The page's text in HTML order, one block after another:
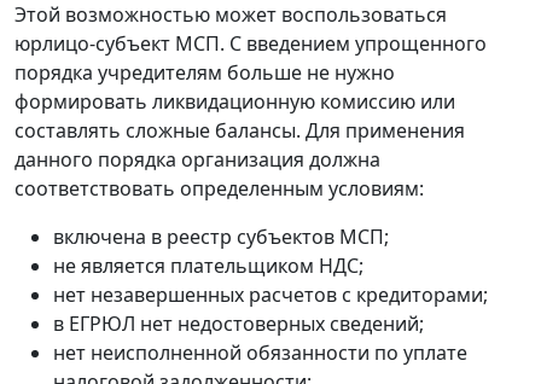
Этой возможностью может воспользоваться
юрлицо-субъект МСП. С введением упрощенного
порядка учредителям больше не нужно
формировать ликвидационную комиссию или
составлять сложные балансы. Для применения
данного порядка организация должна
соответствовать определенным условиям:
включена в реестр субъектов МСП;
не является плательщиком НДС;
нет незавершенных расчетов с кредиторами;
в ЕГРЮЛ нет недостоверных сведений;
нет неисполненной обязанности по уплате